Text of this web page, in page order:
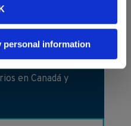
personal information
fue un
durante
temas como la
en Canadá y